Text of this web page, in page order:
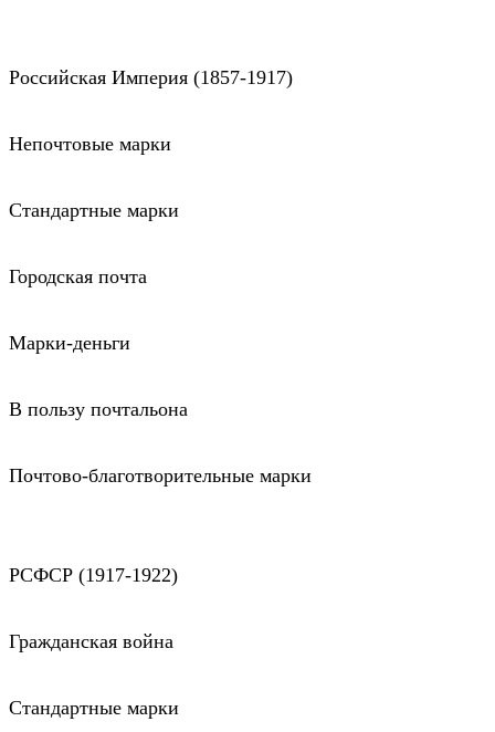
Российская Империя (1857-1917)
Непочтовые марки
Стандартные марки
Городская почта
Марки-деньги
В пользу почтальона
Почтово-благотворительные марки
РСФСР (1917-1922)
Гражданская война
Стандартные марки